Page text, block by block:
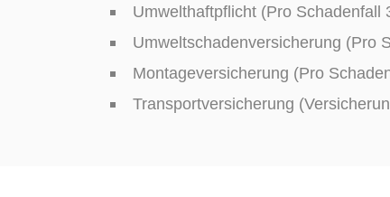
Umwelthaftpflicht (Pro Schadenfall
Umweltschadenversicherung (Pro
Montageversicherung (Pro
Transportversicherung